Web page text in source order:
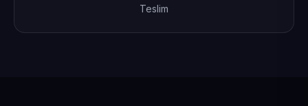
Teslim